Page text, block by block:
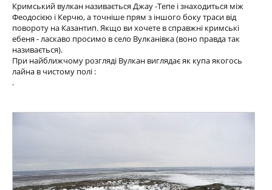
Кримський вулкан називається Джау -Тепе і знаходиться між
Феодосією і Керчю, а точніше прям з іншого боку траси від
повороту на Казантип. Якщо ви хочете в справжні кримські
ебеня - ласкаво просимо в село Вулканівка (воно правда так
називається).
При найближчому розгляді Вулкан виглядає як купа якогось
лайна в чистому полі :
.